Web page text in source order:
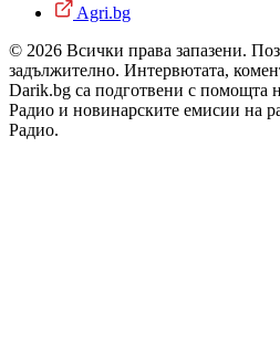
Agri.bg
© 2026 Всички права запазени.
задължително. Интервютата,
Darik.bg са подготвени с помощта
Радио и новинарските емисии на
Радио.